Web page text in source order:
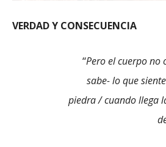
VERDAD Y CONSECUENCIA
“Pero el cuerpo no
sabe- lo que
piedra / cuando llega